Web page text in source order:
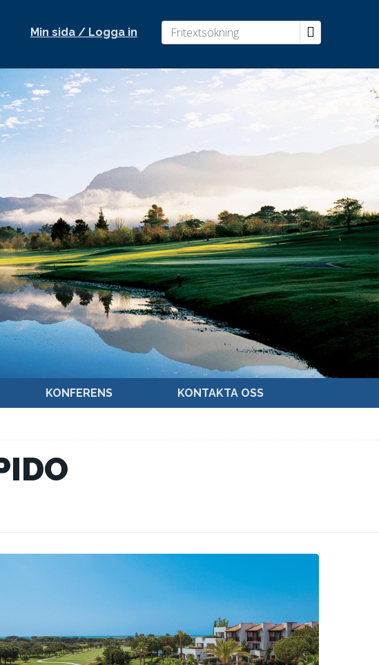
Min sida / Logga in
KONFERENS KONTAKTA OSS